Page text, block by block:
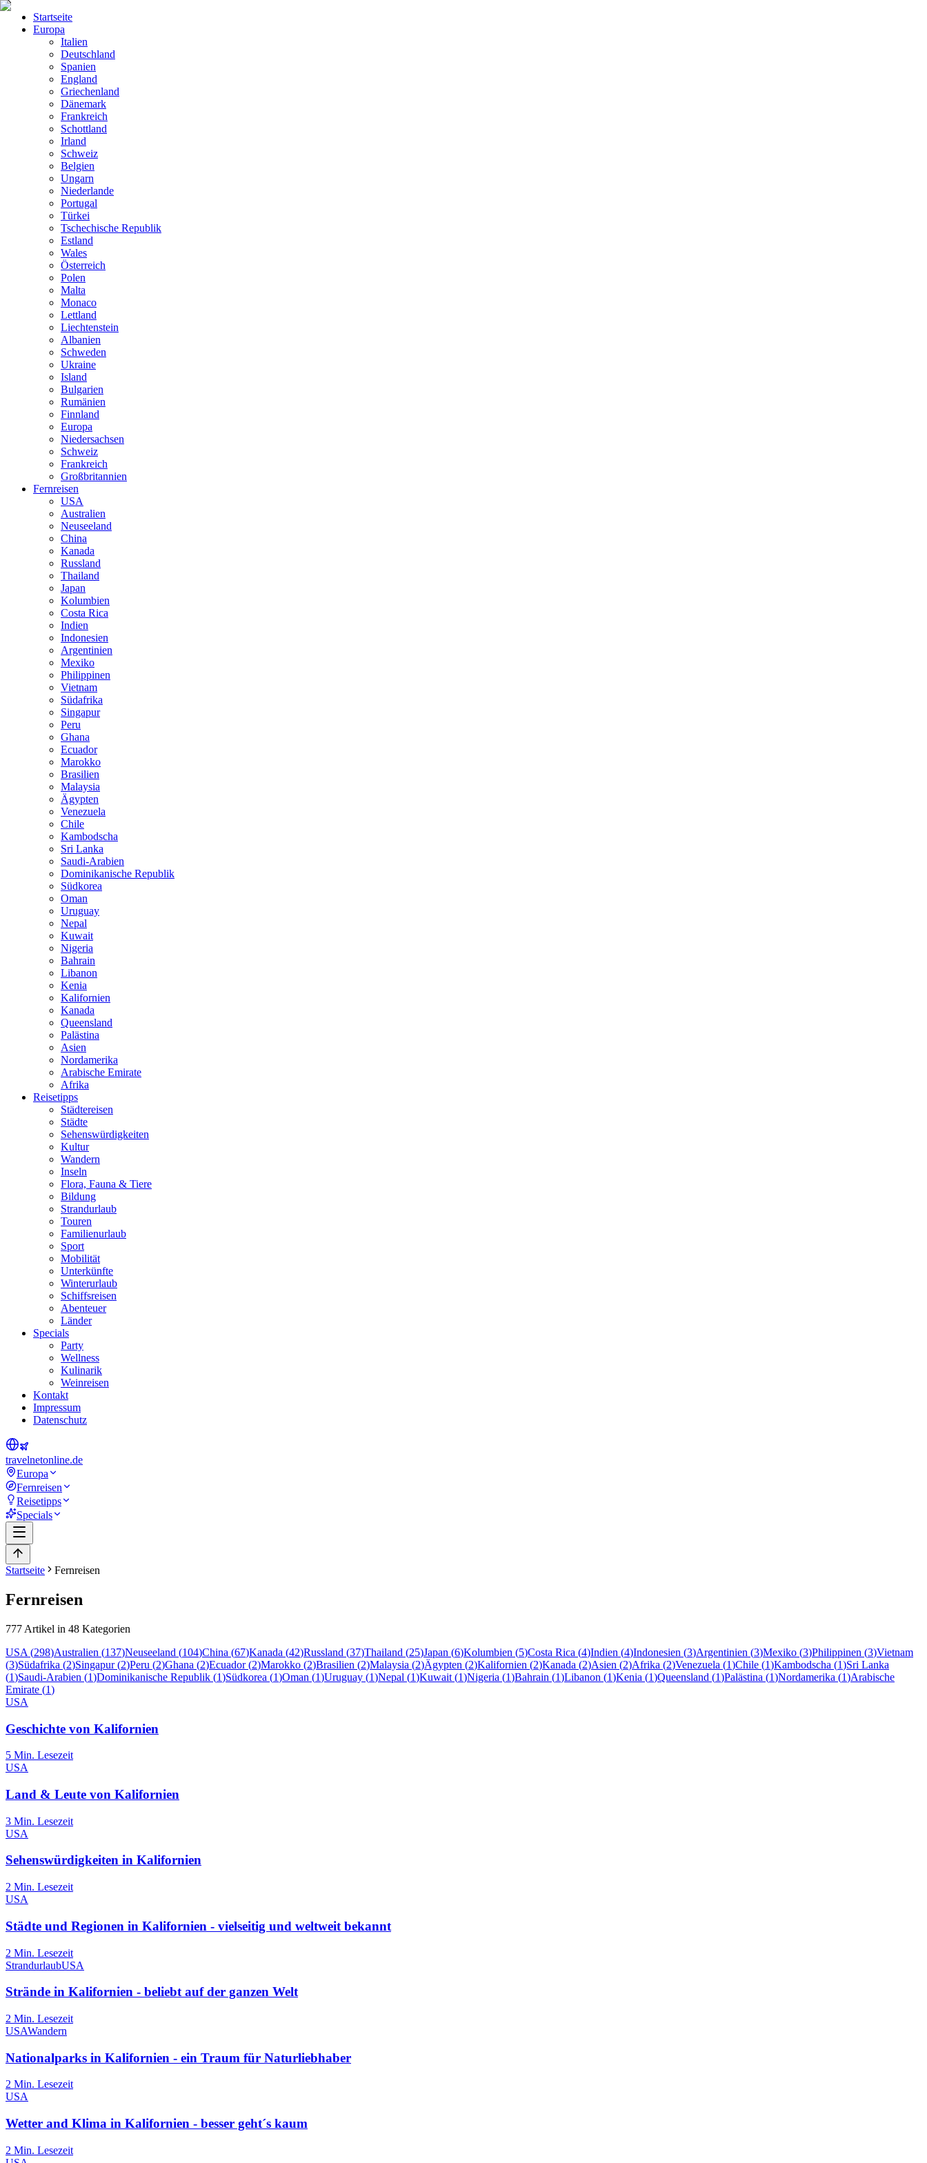
Startseite
Europa
Italien
Deutschland
Spanien
England
Griechenland
Dänemark
Frankreich
Schottland
Irland
Schweiz
Belgien
Ungarn
Niederlande
Portugal
Türkei
Tschechische Republik
Estland
Wales
Österreich
Polen
Malta
Monaco
Lettland
Liechtenstein
Albanien
Schweden
Ukraine
Island
Bulgarien
Rumänien
Finnland
Europa
Niedersachsen
Schweiz
Frankreich
Großbritannien
Fernreisen
USA
Australien
Neuseeland
China
Kanada
Russland
Thailand
Japan
Kolumbien
Costa Rica
Indien
Indonesien
Argentinien
Mexiko
Philippinen
Vietnam
Südafrika
Singapur
Peru
Ghana
Ecuador
Marokko
Brasilien
Malaysia
Ägypten
Venezuela
Chile
Kambodscha
Sri Lanka
Saudi-Arabien
Dominikanische Republik
Südkorea
Oman
Uruguay
Nepal
Kuwait
Nigeria
Bahrain
Libanon
Kenia
Kalifornien
Kanada
Queensland
Palästina
Asien
Nordamerika
Arabische Emirate
Afrika
Reisetipps
Städtereisen
Städte
Sehenswürdigkeiten
Kultur
Wandern
Inseln
Flora, Fauna & Tiere
Bildung
Strandurlaub
Touren
Familienurlaub
Sport
Mobilität
Unterkünfte
Winterurlaub
Schiffsreisen
Abenteuer
Länder
Specials
Party
Wellness
Kulinarik
Weinreisen
Kontakt
Impressum
Datenschutz
travelnetonline.de
Europa
Fernreisen
Reisetipps
Specials
Startseite Fernreisen
Fernreisen
777 Artikel in 48 Kategorien
USA (298)Australien (137)Neuseeland (104)China (67)Kanada (42)Russland (37)Thailand (25)Japan (6)Kolumbien (5)Costa Rica (4)Indien (4)Indonesien (3)Argentinien (3)Mexiko (3)Philippinen (3)Vietnam
(3)Südafrika (2)Singapur(2)Peru (2)Ghana (2)Ecuador(2)Marokko (2)Brasilien (2)Malaysia (2)Ägypten (2)Kalifornien (2)Kanada (2)Asien (2)Afrika (2)Venezuela (1)Chile (1)Kambodscha (1)Sri Lanka
(1)Saudi-Arabien (1)Dominikanische Republik (1)Südkorea (1)Oman (1)Uruguay (1)Nepal (1)Kuwait (1)Nigeria (1)Bahrain (1)Libanon (1)Kenia (1)Queensland (1)Palästina (1)Nordamerika (1)Arabische
Emirate (1)
USA
Geschichte von Kalifornien
5 Min. Lesezeit
USA
Land & Leute von Kalifornien
3 Min. Lesezeit
USA
Sehenswürdigkeiten in Kalifornien
2 Min. Lesezeit
USA
Städte und Regionen in Kalifornien - vielseitig und weltweit bekannt
2 Min. Lesezeit
StrandurlaubUSA
Strände in Kalifornien - beliebt auf der ganzen Welt
2 Min. Lesezeit
USAWandern
Nationalparks in Kalifornien - ein Traum für Naturliebhaber
2 Min. Lesezeit
USA
Wetter and Klima in Kalifornien - besser geht´s kaum
2 Min. Lesezeit